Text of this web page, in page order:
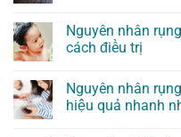
Nguyên nhân
cách điều trị
Nguyên nhân
hiệu quả nhanh